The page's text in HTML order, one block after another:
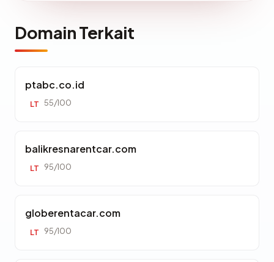
Domain Terkait
ptabc.co.id
LT 55/100
balikresnarentcar.com
LT 95/100
globerentacar.com
LT 95/100